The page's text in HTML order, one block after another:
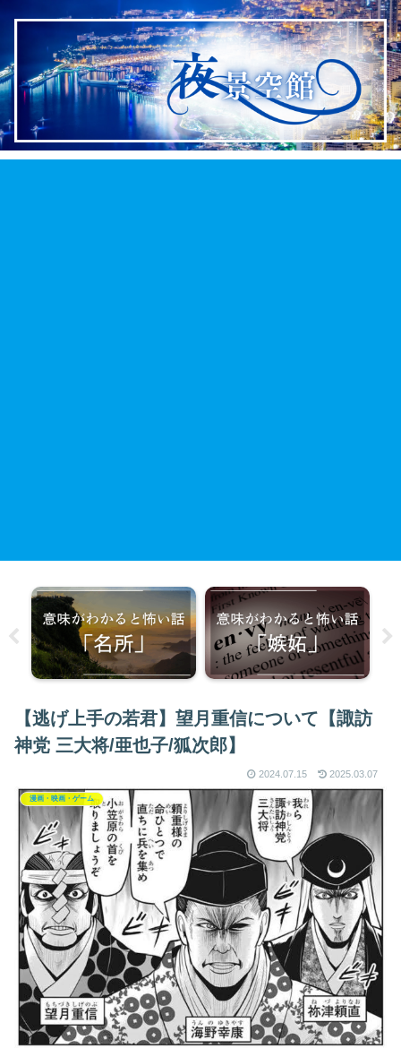
【逃げ上手の若君】望月重信について【諏訪
神党 三大将/亜也子/狐次郎】
2024.07.15 2025.03.07
漫画・映画・ゲーム